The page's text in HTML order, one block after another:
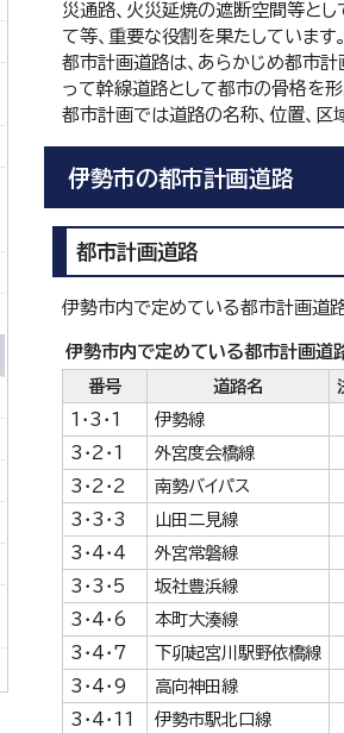
災通路、火災延焼の遮断空間等とし
て等、重要な役割を果たしています。
都市計画道路は、あらかじめ都市
って幹線道路として都市の骨格を形
都市計画では道路の名称、位置、区
伊勢市の都市計画道路
都市計画道路
伊勢市内で定めている都市計画道
伊勢市内で定めている都市計画道
番号
道路名
1・3・1
伊勢線
3・2・1
外宮度会橋線
3・2・2
南勢バイパス
3・3・3
山田二見線
3・4・4
外宮常磐線
3・3・5
坂社豊浜線
3・4・6
本町大湊線
3・4・7
下卯起宮川駅野依橋線
3・4・9
高向神田線
3・4・11
伊勢市駅北口線